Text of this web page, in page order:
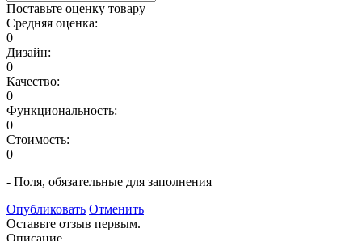
Поставьте оценку товару
Средняя оценка:
0
Дизайн:
0
Качество:
0
Функциональность:
0
Стоимость:
0
- Поля, обязательные для заполнения
Опубликовать Отменить
Оставьте отзыв первым.
Описание